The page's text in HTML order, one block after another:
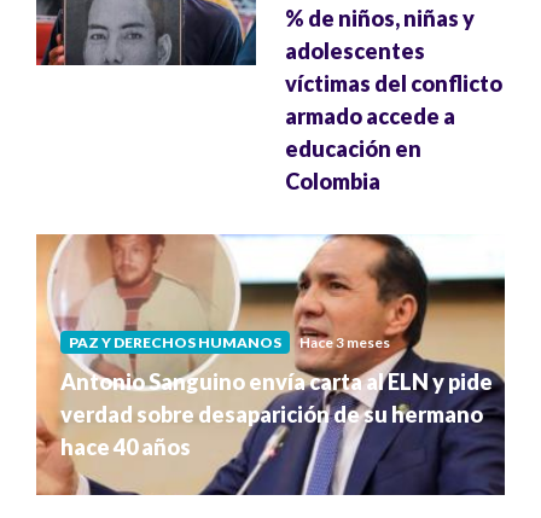
% de niños, niñas y
adolescentes
víctimas del conflicto
armado accede a
educación en
Colombia
PAZ Y DERECHOS HUMANOS Hace 3 meses
Antonio Sanguino envía carta al ELN y pide
verdad sobre desaparición de su hermano
hace 40 años